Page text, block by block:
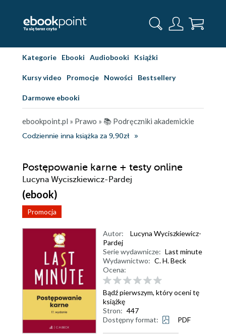
Kategorie Ebooki Audiobooki Książki
Kursy video Promocje Nowości Bestsellery
Darmowe ebooki
ebookpoint.pl » Prawo » 📚 Podręczniki akademickie
Codziennie inna książka za 9,90zł
Postępowanie karne + testy online
Lucyna Wyciszkiewicz-Pardej
(ebook)
Promocja
Autor:
Lucyna Wyciszkiewicz-
Pardej
Serie wydawnicze: Last minute
Wydawnictwo: C. H. Beck
Ocena:
Bądź pierwszym, który oceni tę
książkę
Stron: 447
Dostępny format:
PDF